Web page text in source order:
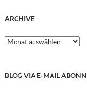
ARCHIVE
Archive
BLOG VIA E-MAIL